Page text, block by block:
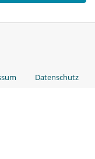
Datenschutz